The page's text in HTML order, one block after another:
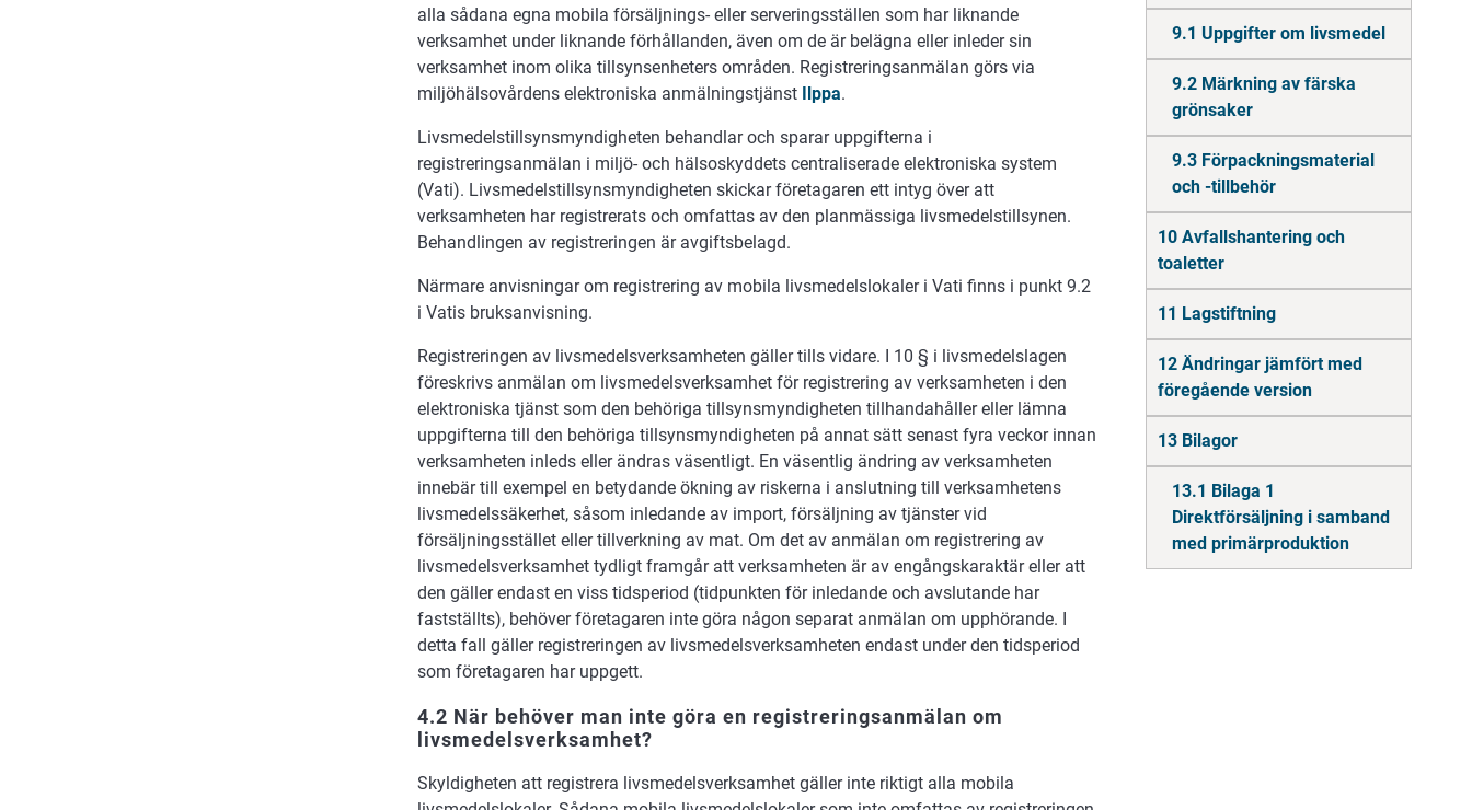
9.1 Uppgifter om livsmedel
9.2 Märkning av färska
grönsaker
9.3 Förpackningsmaterial
och -tillbehör
10 Avfallshantering och
toaletter
11 Lagstiftning
12 Ändringar jämfört med
föregående version
13 Bilagor
13.1 Bilaga 1
Direktförsäljning i samband
med primärproduktion
alla sådana egna mobila försäljnings- eller serveringsställen som har liknande
verksamhet under liknande förhållanden, även om de är belägna eller inleder sin
verksamhet inom olika tillsynsenheters områden. Registreringsanmälan görs via
miljöhälsovårdens elektroniska anmälningstjänst Ilppa.
Livsmedelstillsynsmyndigheten behandlar och sparar uppgifterna i
registreringsanmälan i miljö- och hälsoskyddets centraliserade elektroniska system
(Vati). Livsmedelstillsynsmyndigheten skickar företagaren ett intyg över att
verksamheten har registrerats och omfattas av den planmässiga livsmedelstillsynen.
Behandlingen av registreringen är avgiftsbelagd.
Närmare anvisningar om registrering av mobila livsmedelslokaler i Vati finns i punkt 9.2
i Vatis bruksanvisning.
Registreringen av livsmedelsverksamheten gäller tills vidare. I 10 § i livsmedelslagen
föreskrivs anmälan om livsmedelsverksamhet för registrering av verksamheten i den
elektroniska tjänst som den behöriga tillsynsmyndigheten tillhandahåller eller lämna
uppgifterna till den behöriga tillsynsmyndigheten på annat sätt senast fyra veckor innan
verksamheten inleds eller ändras väsentligt. En väsentlig ändring av verksamheten
innebär till exempel en betydande ökning av riskerna i anslutning till verksamhetens
livsmedelssäkerhet, såsom inledande av import, försäljning av tjänster vid
försäljningsstället eller tillverkning av mat. Om det av anmälan om registrering av
livsmedelsverksamhet tydligt framgår att verksamheten är av engångskaraktär eller att
den gäller endast en viss tidsperiod (tidpunkten för inledande och avslutande har
fastställts), behöver företagaren inte göra någon separat anmälan om upphörande. I
detta fall gäller registreringen av livsmedelsverksamheten endast under den tidsperiod
som företagaren har uppgett.
4.2 När behöver man inte göra en registreringsanmälan om
livsmedelsverksamhet?
Skyldigheten att registrera livsmedelsverksamhet gäller inte riktigt alla mobila